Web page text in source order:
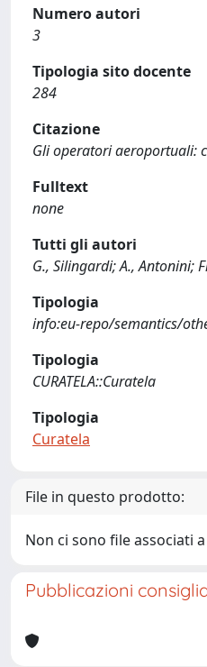
Numero autori
3
Tipologia sito docente
284
Citazione
Gli operatori aeroportuali:
Fulltext
none
Tutti gli autori
G., Silingardi; A., Antonini;
Tipologia
info:eu-repo/semantics/
Tipologia
CURATELA::Curatela
Tipologia
Curatela
File in questo prodotto:
Non ci sono file associati
Pubblicazioni